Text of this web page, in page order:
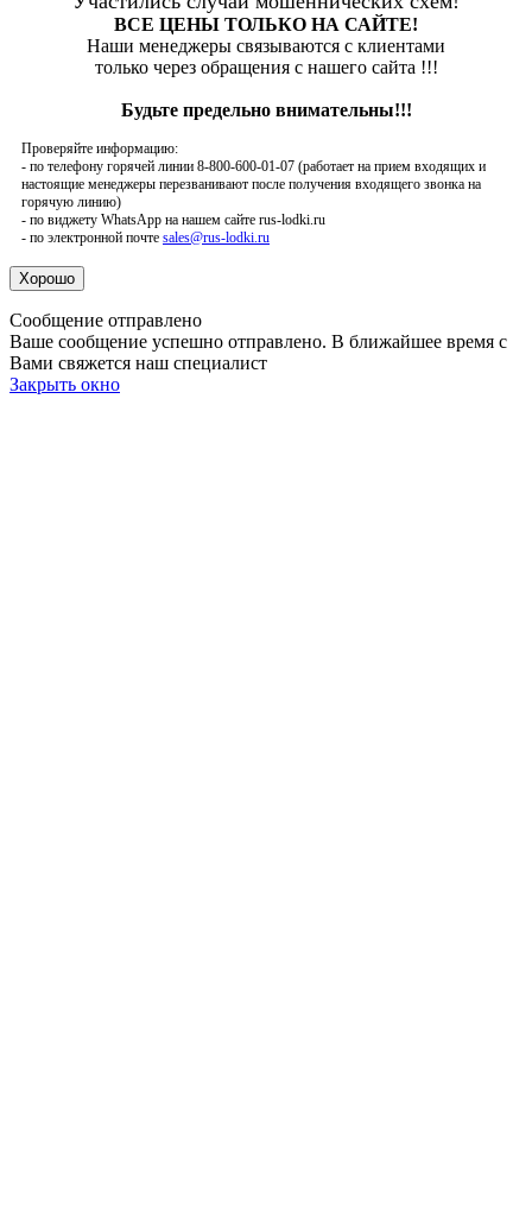
ВСЕ ЦЕНЫ ТОЛЬКО НА САЙТЕ!
Наши менеджеры связываются с клиентами
только через обращения с нашего сайта !!!
Будьте предельно внимательны!!!
Проверяйте информацию:
- по телефону горячей линии 8-800-600-01-07 (работает на прием входящих и
настоящие менеджеры перезванивают после получения входящего звонка на
горячую линию)
- по виджету WhatsApp на нашем сайте rus-lodki.ru
- по электронной почте sales@rus-lodki.ru
Сообщение отправлено
Ваше сообщение успешно отправлено. В ближайшее время с
Вами свяжется наш специалист
Закрыть окно